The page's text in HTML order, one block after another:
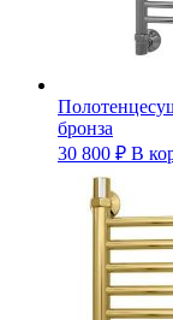
бронза
30 800 ₽ В